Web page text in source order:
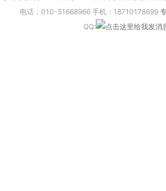
电话：010-51668966 手机：18710178699
QQ: